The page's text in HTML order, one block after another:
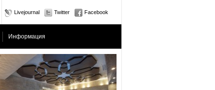
Livejournal Twitter Facebook
Информация